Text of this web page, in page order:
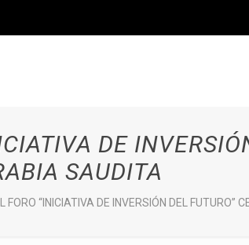
DE
SAUDITA
FORO “INICIATIVA DE INVERSIÓN DEL FUTURO”